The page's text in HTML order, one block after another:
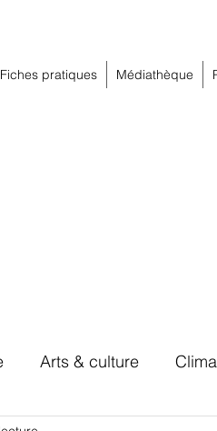
Fiches pratiques Médiathèque
Arts & culture